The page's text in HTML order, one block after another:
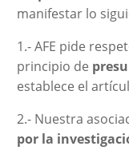
manifestar lo
1.- AFE pide
principio de
establece el
2.- Nuestra
por la